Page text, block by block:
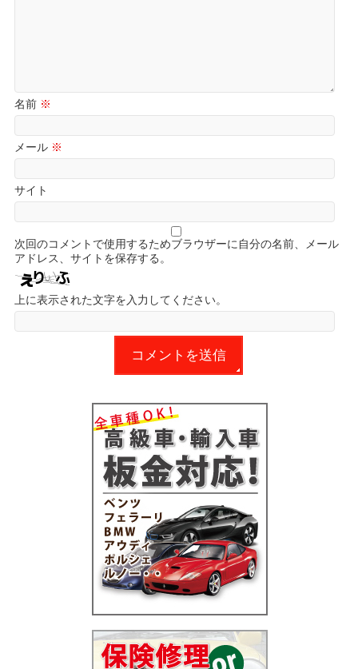
名前 ※
メール ※
サイト
次回のコメントで使用するためブラウザーに自分の名前、メール
アドレス、サイトを保存する。
上に表示された文字を入力してください。